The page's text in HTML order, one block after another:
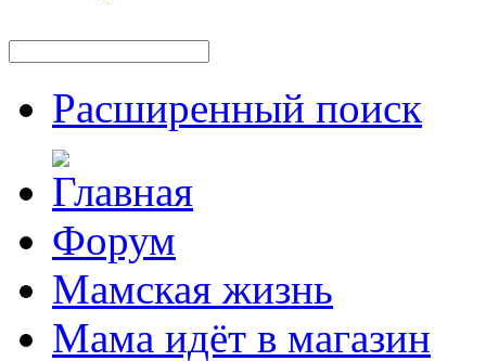
Расширенный поиск
Форум
Мамская жизнь
Мама идёт в магазин